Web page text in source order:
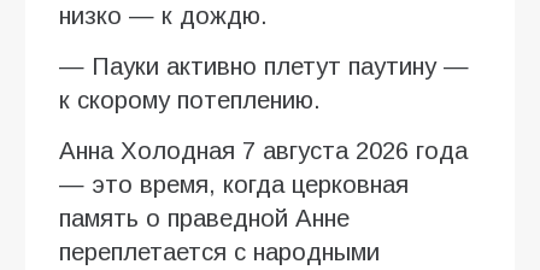
низко — к дождю.
— Пауки активно плетут паутину —
к скорому потеплению.
Анна Холодная 7 августа 2026 года
— это время, когда церковная
память о праведной Анне
переплетается с народными